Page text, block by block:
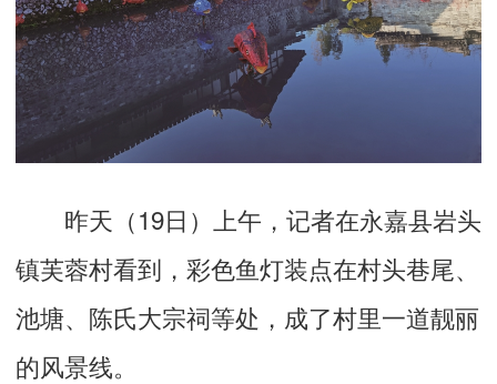
昨天（19日）上午，记者在永嘉县岩头
镇芙蓉村看到，彩色鱼灯装点在村头巷尾、
池塘、陈氏大宗祠等处，成了村里一道靓丽
的风景线。